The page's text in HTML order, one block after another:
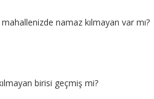
namaz kılmayan var mı?
birisi geçmiş mi?